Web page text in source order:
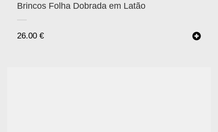
Brincos Folha Dobrada em Latão
26.00 €